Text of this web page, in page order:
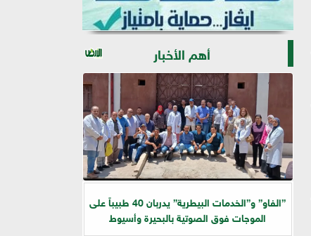
أهم الأخبار
”الفاو” و”الخدمات البيطرية” يدربان 40 طبيباً على
الموجات فوق الصوتية بالبحيرة وأسيوط